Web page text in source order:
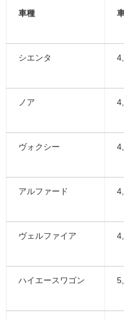
車種
シエンタ
ノア
ヴォクシー
アルファード
ヴェルファイア
ハイエースワゴン